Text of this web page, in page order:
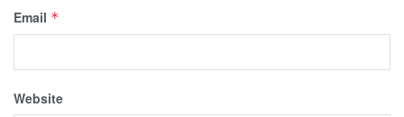
Email *
Website